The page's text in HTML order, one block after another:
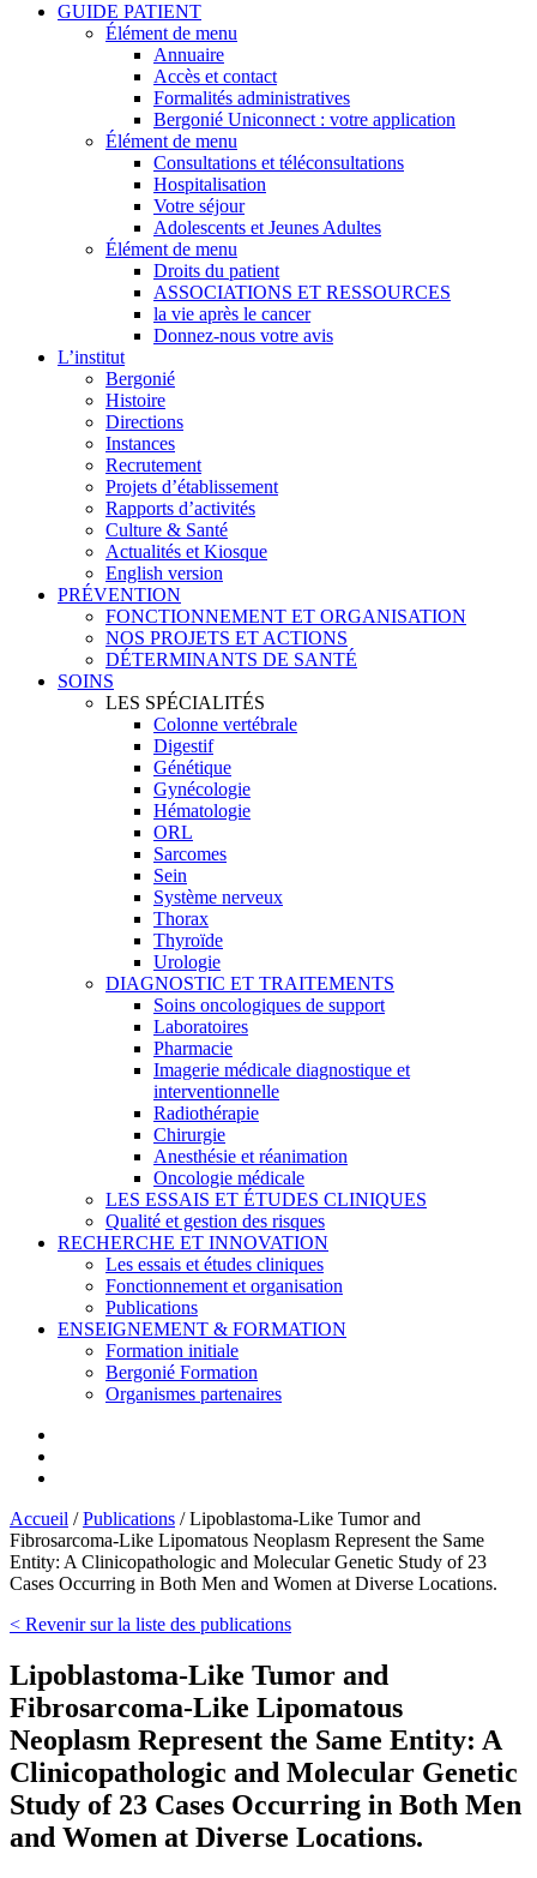
GUIDE PATIENT
Élément de menu
Annuaire
Accès et contact
Formalités administratives
Bergonié Uniconnect : votre application
Élément de menu
Consultations et téléconsultations
Hospitalisation
Votre séjour
Adolescents et Jeunes Adultes
Élément de menu
Droits du patient
ASSOCIATIONS ET RESSOURCES
la vie après le cancer
Donnez-nous votre avis
L’institut
Bergonié
Histoire
Directions
Instances
Recrutement
Projets d’établissement
Rapports d’activités
Culture & Santé
Actualités et Kiosque
English version
PRÉVENTION
FONCTIONNEMENT ET ORGANISATION
NOS PROJETS ET ACTIONS
DÉTERMINANTS DE SANTÉ
SOINS
LES SPÉCIALITÉS
Colonne vertébrale
Digestif
Génétique
Gynécologie
Hématologie
ORL
Sarcomes
Sein
Système nerveux
Thorax
Thyroïde
Urologie
DIAGNOSTIC ET TRAITEMENTS
Soins oncologiques de support
Laboratoires
Pharmacie
Imagerie médicale diagnostique et
interventionnelle
Radiothérapie
Chirurgie
Anesthésie et réanimation
Oncologie médicale
LES ESSAIS ET ÉTUDES CLINIQUES
Qualité et gestion des risques
RECHERCHE ET INNOVATION
Les essais et études cliniques
Fonctionnement et organisation
Publications
ENSEIGNEMENT & FORMATION
Formation initiale
Bergonié Formation
Organismes partenaires
Accueil /Publications /Lipoblastoma-Like Tumor and
Fibrosarcoma-Like Lipomatous Neoplasm Represent the Same
Entity: A Clinicopathologic and Molecular Genetic Study of 23
Cases Occurring in Both Men and Women at Diverse Locations.
< Revenir sur la liste des publications
Lipoblastoma-Like Tumor and
Fibrosarcoma-Like Lipomatous
Neoplasm Represent the Same Entity: A
Clinicopathologic and Molecular Genetic
Study of 23 Cases Occurring in Both Men
and Women at Diverse Locations.